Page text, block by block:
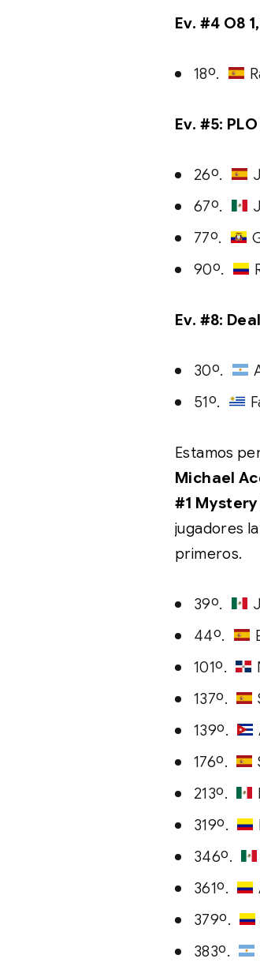
Ev. #4 O8
18º.
Ev. #5:
26º.
67º.
77º.
90º.
Ev. #8:
30º.
51º.
Estamos
Michael
#1
jugadores
primeros.
39º.
44º.
101º.
137º.
139º.
176º.
213º.
319º.
346º.
361º.
379º.
383º.